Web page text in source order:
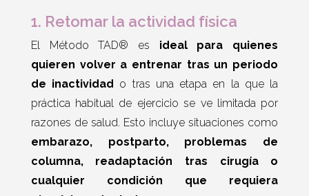
1. Retomar la actividad física
El Método TAD® es ideal para quienes
quieren volver a entrenar tras un periodo
de inactividad o tras una etapa en la que la
práctica habitual de ejercicio se ve limitada por
razones de salud. Esto incluye situaciones como
embarazo, postparto, problemas de
columna, readaptación tras cirugía o
cualquier condición que requiera